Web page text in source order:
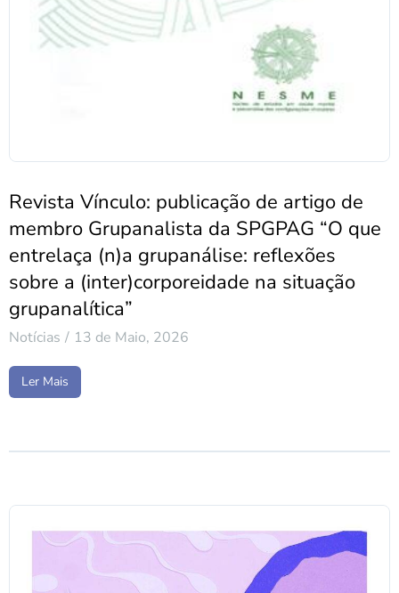
Revista Vínculo: publicação de artigo de
membro Grupanalista da SPGPAG “O que
entrelaça (n)a grupanálise: reflexões
sobre a (inter)corporeidade na situação
grupanalítica”
Notícias 13 de Maio, 2026
Ler Mais